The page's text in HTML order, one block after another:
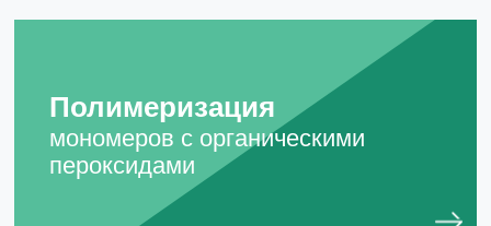
Полимеризация
мономеров с органическими
пероксидами